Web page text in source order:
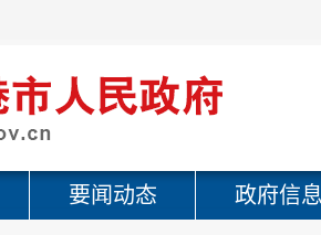
要闻动态 政府信